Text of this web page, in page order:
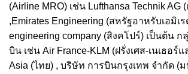
(Airline MRO) เช่น Lufthansa Technik AG
,Emirates Engineering (สหรัฐอาหรับเอมิเ
engineering company (สิงคโปร์) เป็นต้น
บิน เช่น Air France-KLM (ฝรั่งเศส-เนเธอร์
Asia (ไทย) , บริษัท การบินกรุงเทพ จำกัด (